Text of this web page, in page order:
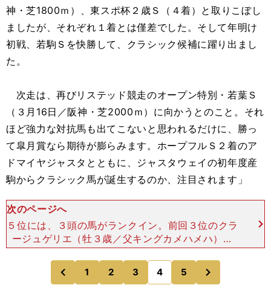
神・芝1800ｍ）、東スポ杯２歳Ｓ（４着）と取りこぼし
ましたが、それぞれ１着とは僅差でした。そして年明け
初戦、若駒Ｓを快勝して、クラシック候補に躍り出まし
た。
次走は、再びリステッド競走のオープン特別・若葉Ｓ
（３月16日／阪神・芝2000ｍ）に向かうとのこと。それ
ほど強力な対抗馬も出てこないと思われるだけに、勝っ
て皐月賞なら期待が膨らみます。ホープフルＳ２着のア
ドマイヤジャスタとともに、ジャスタウェイの初年度産
駒からクラシック馬が誕生するのか、注目されます」
次のページへ
５位には、３頭の馬がランクイン。前回３位のクラ
ージュゲリエ（牡３歳／父キングカメハメハ）の
他、前回ランク外からアガラス（牡３歳／父ブラッ
クタイド）とラストドラフトが浮上した。土屋氏
「クラージュゲリエは
前
のページへ
1 2 3 4 5
のページへ